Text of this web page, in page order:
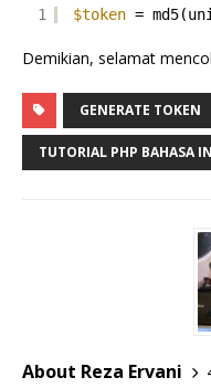
1 $token =
Demikian, selamat
GENERATE TOKEN
TUTORIAL PHP BAHASA
About Reza Ervani